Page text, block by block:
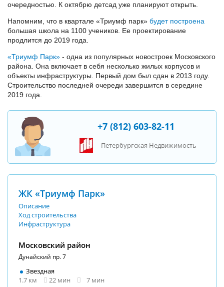
очередностью. К октябрю детсад уже планируют открыть.
Напомним, что в квартале «Триумф парк» будет построена
большая школа на 1100 учеников. Ее проектирование
продлится до 2019 года.
«Триумф Парк» - одна из популярных новостроек Московского
района. Она включает в себя несколько жилых корпусов и
объекты инфраструктуры. Первый дом был сдан в 2013 году.
Строительство последней очереди завершится в середине
2019 года.
+7 (812) 603-82-11
Петербургская Недвижимость
ЖК «Триумф Парк»
Описание
Ход строительства
Инфраструктура
Московский район
Дунайский пр. 7
Звездная
1.7 км
22 мин
7 мин